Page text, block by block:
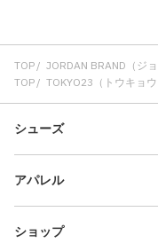
TOP JORDAN BRAND（ジ
TOP
TOKYO23（トウキョウ
シューズ
アパレル
ショップ